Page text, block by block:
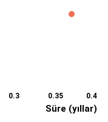
Süre (yıllar)
0.3 0.35 0.4